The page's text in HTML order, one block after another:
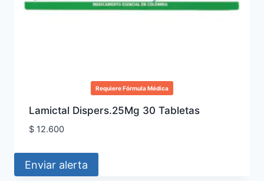
Requiere Fórmula Médica
Lamictal Dispers.25Mg 30 Tabletas
$12.600
Enviar alerta